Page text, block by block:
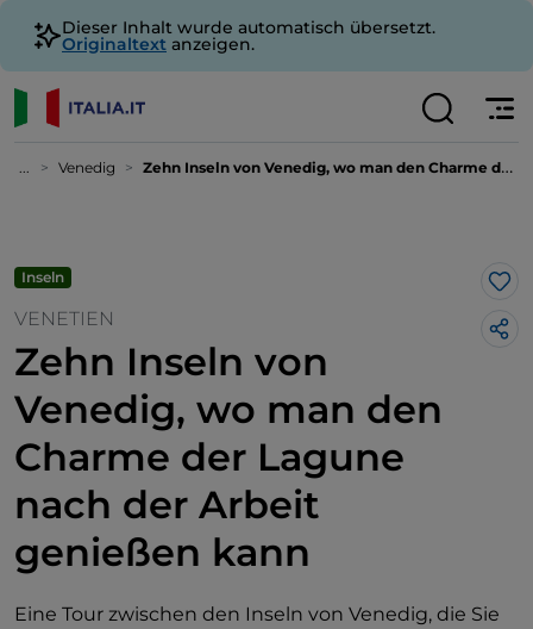
Dieser Inhalt wurde automatisch übersetzt.
Originaltext anzeigen.
... Venedig Zehn Inseln von Venedig, wo man den Charme der Lagune nach der Arbeit genießen kann
Inseln
VENETIEN
Zehn Inseln von
Venedig, wo man den
Charme der Lagune
nach der Arbeit
genießen kann
Eine Tour zwischen den Inseln von Venedig, die Sie